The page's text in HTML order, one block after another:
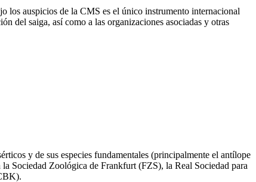
los auspicios de la CMS es el único instrumento internacional
del saiga, así como a las organizaciones asociadas y otras
y de sus especies fundamentales (principalmente el antílope
Sociedad Zoológica de Frankfurt (FZS), la Real Sociedad para